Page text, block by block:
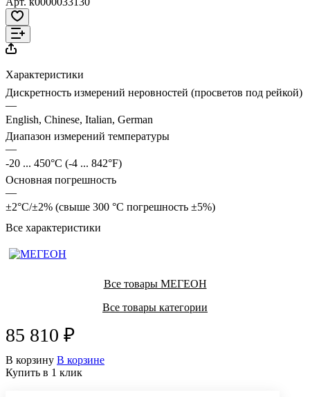
Характеристики
Дискретность измерений неровностей (просветов под рейкой)
—
English, Chinese, Italian, German
Диапазон измерений температуры
—
-20 ... 450°С (-4 ... 842°F)
Основная погрешность
—
±2°С/±2% (свыше 300 °С погрешность ±5%)
Все характеристики
Все товары МЕГЕОН
Все товары категории
85 810 ₽
В корзину В корзине
Купить в 1 клик